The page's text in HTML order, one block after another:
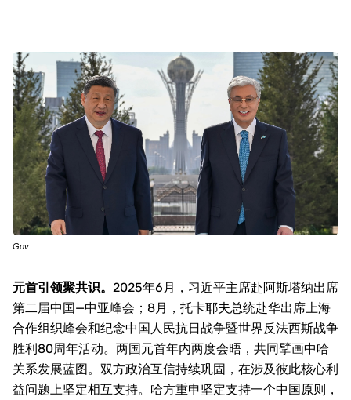
Gov
元首引领聚共识。 2025年6月，习近平主席赴阿斯塔纳出席
第二届中国—中亚峰会； 8月，托卡耶夫总统赴华出席上海
合作组织峰会和纪念中国人民抗日战争暨世界反法西斯战争
胜利80周年活动。两国元首年内两度会晤，共同擘画中哈
关系发展蓝图。双方政治互信持续巩固，在涉及彼此核心利
益问题上坚定相互支持。哈方重申坚定支持一个中国原则，